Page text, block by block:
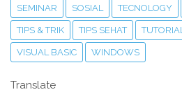
SEMINAR SOSIAL TECNOLOGY
TIPS & TRIK TIPS SEHAT TUTORIAL
VISUAL BASIC WINDOWS
Translate